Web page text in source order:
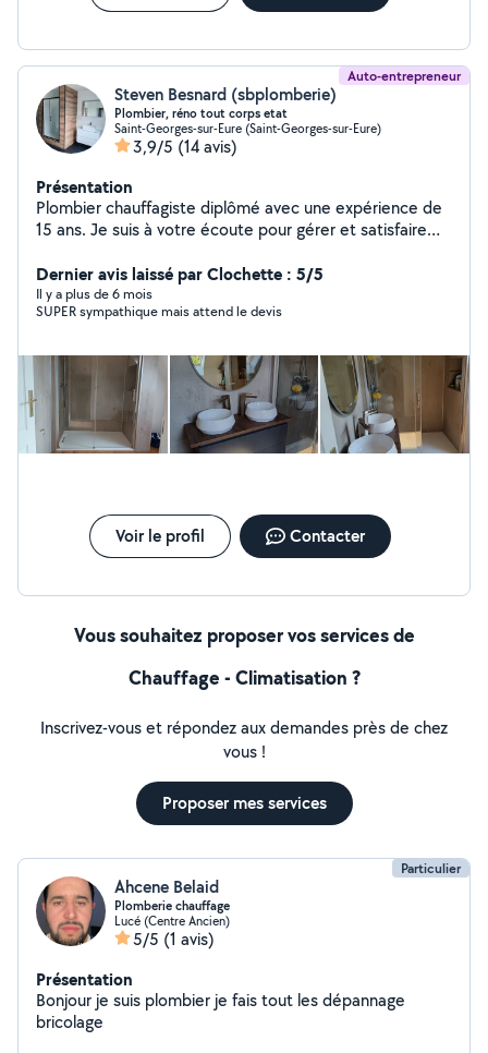
Auto-entrepreneur
Steven Besnard (sbplomberie)
Plombier, réno tout corps etat
Saint-Georges-sur-Eure (Saint-Georges-sur-Eure)
3,9/5 (14 avis)
Présentation
Plombier chauffagiste diplômé avec une expérience de
15 ans. Je suis à votre écoute pour gérer et satisfaire
comme création de salle de bain. J'installe, je répare, je
conseille et je me déplace en cas d'urgences, mes
clients sont une priorité ! Je suis polyvalent et
posez et trouve des solutions à chaque problème.
Dernier avis laissé par Clochette : 5/5
Il y a plus de 6 mois
SUPER sympathique mais attend le devis
Voir le profil Contacter
Vous souhaitez proposer vos services de
Chauffage - Climatisation ?
Inscrivez-vous et répondez aux demandes près de chez
vous !
Proposer mes services
Particulier
Ahcene Belaid
Plomberie chauffage
Lucé (Centre Ancien)
5/5 (1 avis)
Présentation
Bonjour je suis plombier je fais tout les dépannage
bricolage